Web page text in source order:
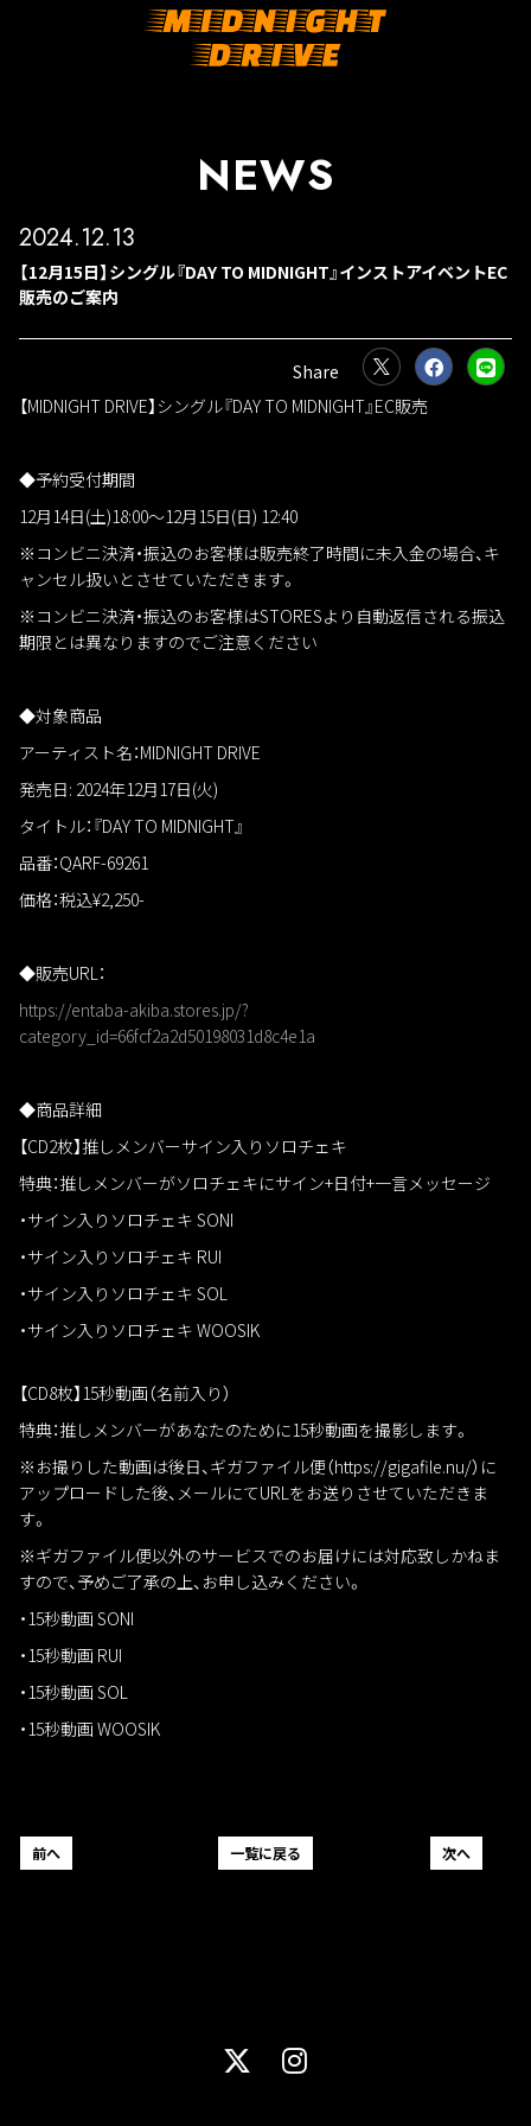
NEWS
2024.12.13
【12月15日】シングル『DAY TO MIDNIGHT』インストアイベントEC
販売のご案内
【MIDNIGHT DRIVE】シングル『DAY TO MIDNIGHT』EC販売
◆予約受付期間
12月14日(土)18:00〜12月15日(日) 12:40
※コンビニ決済・振込のお客様は販売終了時間に未入金の場合、キ
ャンセル扱いとさせていただきます。
※コンビニ決済・振込のお客様はSTORESより自動返信される振込
期限とは異なりますのでご注意ください
◆対象商品
アーティスト名：MIDNIGHT DRIVE
発売日: 2024年12月17日(火)
タイトル：『DAY TO MIDNIGHT』
品番：QARF-69261
価格：税込¥2,250-
◆販売URL：
https://entaba-akiba.stores.jp/?
category_id=66fcf2a2d50198031d8c4e1a
◆商品詳細
【CD2枚】推しメンバーサイン入りソロチェキ
特典：推しメンバーがソロチェキにサイン+日付+一言メッセージ
・サイン入りソロチェキ SONI
・サイン入りソロチェキ RUI
・サイン入りソロチェキ SOL
・サイン入りソロチェキ WOOSIK
【CD8枚】15秒動画（名前入り）
特典：推しメンバーがあなたのために15秒動画を撮影します。
※お撮りした動画は後日、ギガファイル便（https://gigafile.nu/）に
アップロードした後、メールにてURLをお送りさせていただきま
す。
※ギガファイル便以外のサービスでのお届けには対応致しかねま
すので、予めご了承の上、お申し込みください。
・15秒動画 SONI
・15秒動画 RUI
・15秒動画 SOL
・15秒動画 WOOSIK
前へ 一覧に戻る 次へ